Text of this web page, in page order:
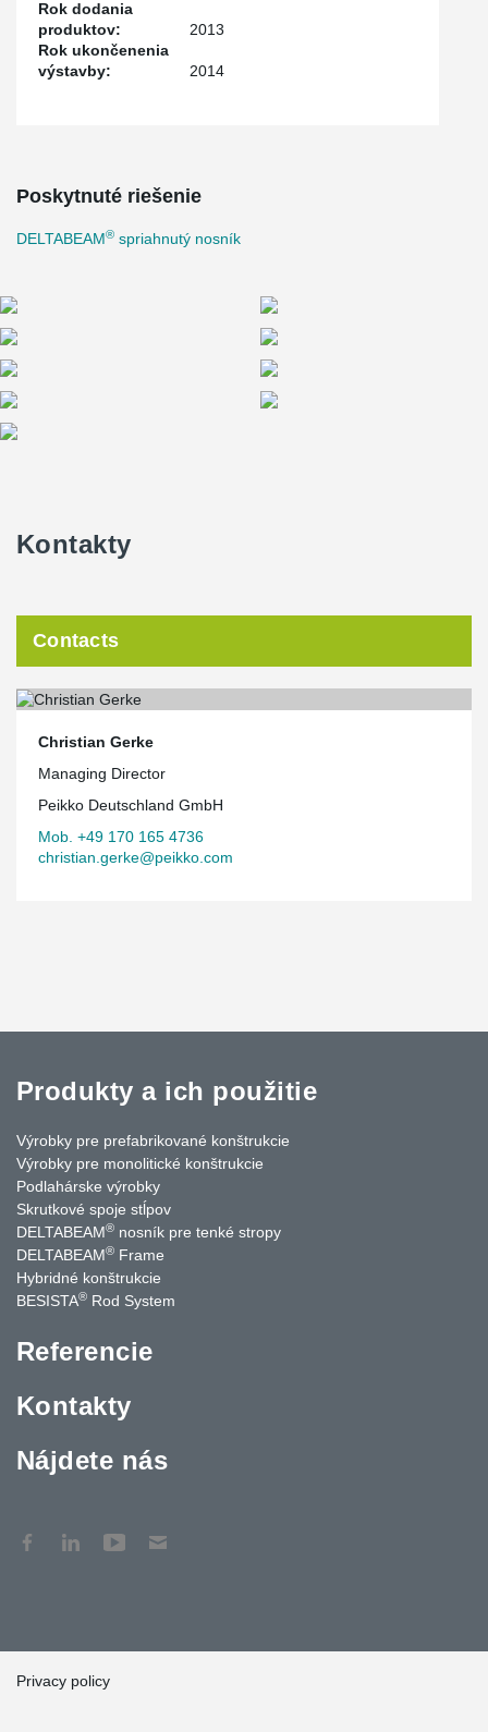
Rok dodania
produktov:
2013
Rok ukončenenia
výstavby:
2014
Poskytnuté riešenie
DELTABEAM® spriahnutý nosník
Kontakty
Contacts
Christian Gerke
Managing Director
Peikko Deutschland GmbH
Mob. +49 170 165 4736
christian.gerke@peikko.com
Produkty a ich použitie
Výrobky pre prefabrikované konštrukcie
Výrobky pre monolitické konštrukcie
Podlahárske výrobky
Skrutkové spoje stĺpov
DELTABEAM® nosník pre tenké stropy
DELTABEAM® Frame
Hybridné konštrukcie
BESISTA® Rod System
Referencie
Kontakty
Nájdete nás
Privacy policy